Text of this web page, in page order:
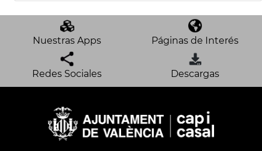
Nuestras Apps Páginas de Interés
Redes Sociales Descargas